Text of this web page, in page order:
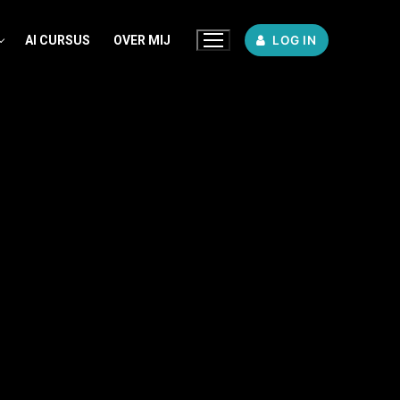
AI CURSUS OVER MIJ LOG IN